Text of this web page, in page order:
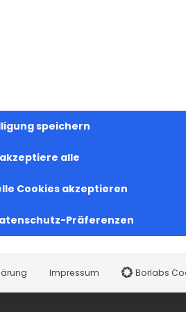
speichern
alle
Cookies akzeptieren
Präferenzen
Impressum Borlabs